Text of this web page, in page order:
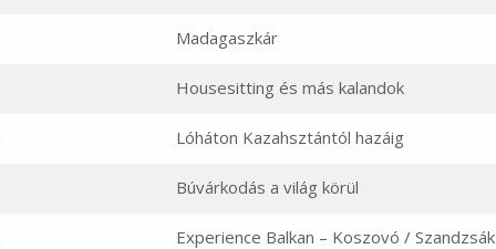
Madagaszkár
Housesitting és más kalandok
Lóháton Kazahsztántól hazáig
Búvárkodás a világ körül
Experience Balkan – Koszovó / Szandzsák